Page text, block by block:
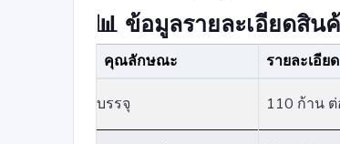
📊 ข้อมูลรายละเอียดสิน
คุณลักษณะ รายละเอียด
บรรจุ 110 ก้าน